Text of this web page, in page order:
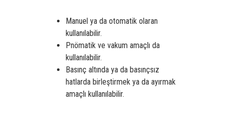
Manuel ya da otomatik olaran
kullanılabilir.
Pnömatik ve vakum amaçlı da
kullanılabilir.
Basınç altında ya da basınçsız
hatlarda birleştirmek ya da ayırmak
amaçlı kullanılabilir.